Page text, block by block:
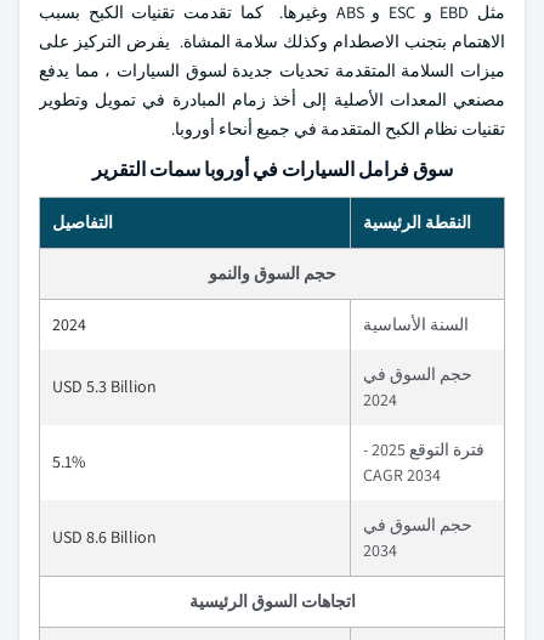
مثل EBD و ESC و ABS وغيرها. كما تقدمت تقنيات الكبح بسبب
الاهتمام بتجنب الاصطدام وكذلك سلامة المشاة. يفرض التركيز على
ميزات السلامة المتقدمة تحديات جديدة لسوق السيارات ، مما يدفع
مصنعي المعدات الأصلية إلى أخذ زمام المبادرة في تمويل وتطوير
تقنيات نظام الكبح المتقدمة في جميع أنحاء أوروبا.
سوق فرامل السيارات في أوروبا سمات التقرير
النقطة الرئيسية التفاصيل
حجم السوق والنمو
السنة الأساسية 2024
حجم السوق في
2024
USD 5.3 Billion
فترة التوقع 2025 -
2034 CAGR
5.1%
حجم السوق في
2034
USD 8.6 Billion
اتجاهات السوق الرئيسية